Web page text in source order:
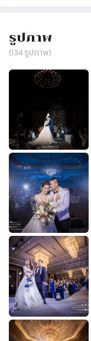
รูปภาพ
(134รูปภาพ)